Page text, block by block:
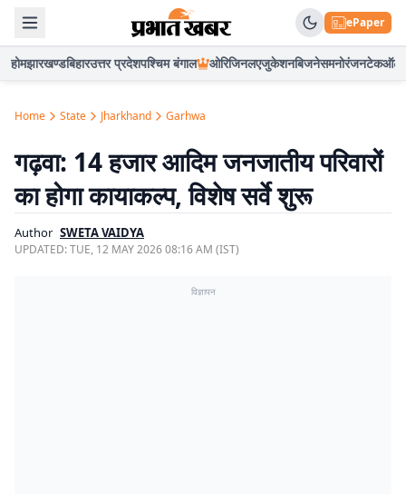
ePaper
होमझारखण्डबिहारउत्तर प्रदेशपश्चिम बंगाल ओरिजिनलएजुकेशनबिजनेसमनोरंजनटेकऑटो
Home State Jharkhand Garhwa
गढ़वा: 14 हजार आदिम जनजातीय परिवारों
का होगा कायाकल्प, विशेष सर्वे शुरू
Author SWETA VAIDYA
UPDATED:TUE, 12 MAY 2026 08:16 AM (IST)
विज्ञापन